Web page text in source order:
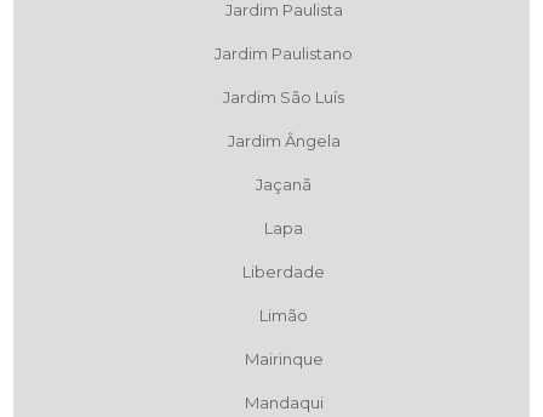
Jardim Paulista
Jardim Paulistano
Jardim São Luís
Jardim Ângela
Jaçanã
Lapa
Liberdade
Limão
Mairinque
Mandaqui